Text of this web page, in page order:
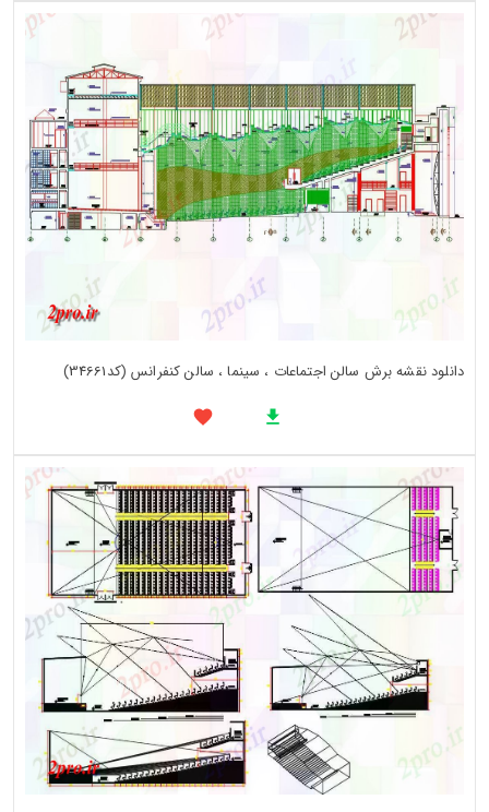
دانلود نقشه برش سالن اجتماعات ، سینما ، سالن کنفرانس (کد34661)